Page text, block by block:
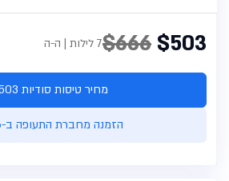
$503
$6667 לילות | ה-ה
מחיר טיסות סודיות $503
הזמנה מחברת התעופה ב-$666